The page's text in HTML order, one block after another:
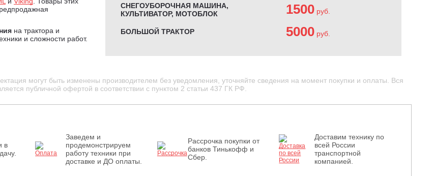
на трактора и
и сложности работ.
СНЕГОУБОРОЧНАЯ МАШИНА,
КУЛЬТИВАТОР, МОТОБЛОК
1500 руб.
БОЛЬШОЙ ТРАКТОР 5000 руб.
могут быть изменены производителем без уведомления, уточняйте сведения на момент покупки и оплаты. Вся
публичной офертой в соответствии с пунктом 2 статьи 437 ГК РФ.
в
Заведем и
продемонстрируем
работу техники при
доставке и ДО оплаты.
Рассрочка покупки от
банков Тинькофф и
Сбер.
Доставим технику по
всей России
транспортной
компанией.